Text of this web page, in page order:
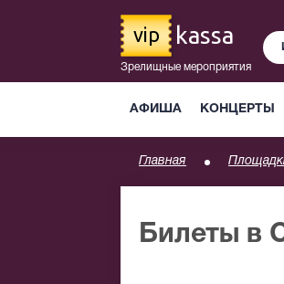
vip kassa
Зрелищные мероприятия
АФИША КОНЦЕРТЫ
Главная
Билеты в